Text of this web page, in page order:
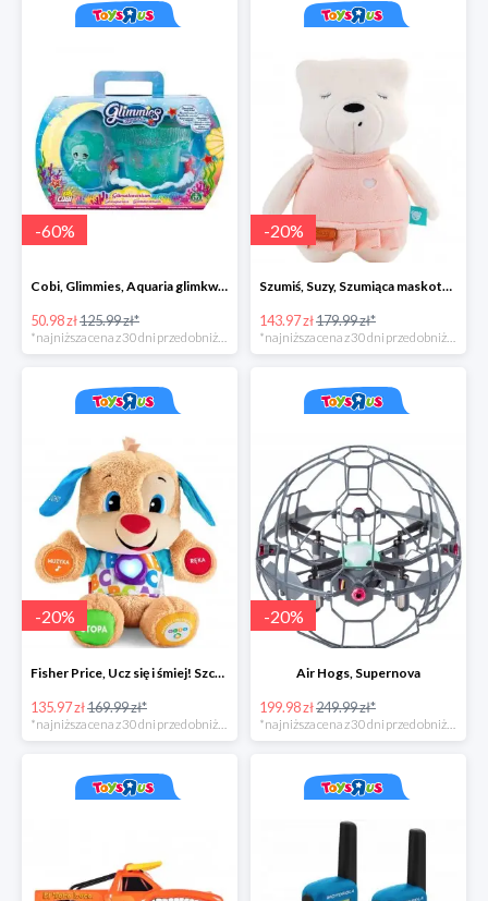
-60%
Cobi, Glimmies, Aquaria glimkwarium, różne rodzaje
50.98 zł125.99 zł*
*najniższa cena z 30 dni przed obniżką
-20%
Szumiś, Suzy, Szumiąca maskotka z czujnikiem snu
143.97 zł179.99 zł*
*najniższa cena z 30 dni przed obniżką
-20%
Fisher Price, Ucz się i śmiej! Szczeniaczek Uczniaczek "Poziomy Nauki"
135.97 zł169.99 zł*
-20%
Air Hogs, Supernova
199.98 zł249.99 zł*